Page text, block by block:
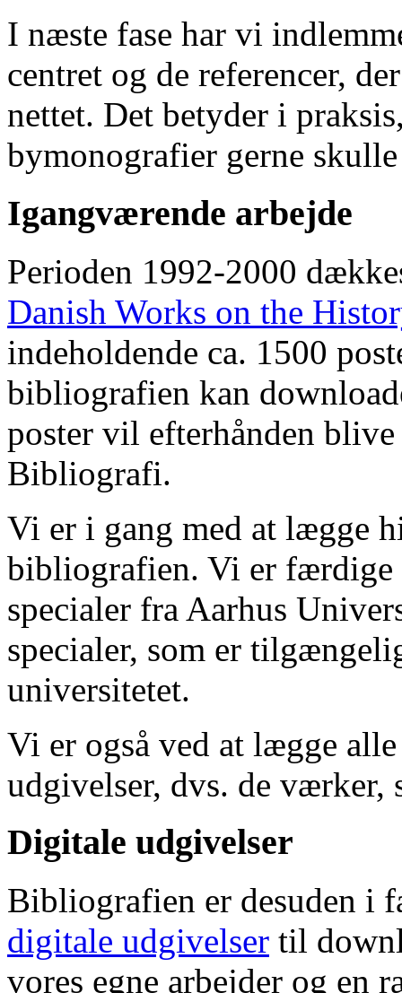
I næste fase har vi
centret og de referencer,
nettet. Det betyder i
bymonografier gerne
Igangværende arbejde
Perioden 1992-2000
Danish Works on the
indeholdende ca. 1500
bibliografien kan
poster vil efterhånden
Bibliografi.
Vi er i gang med at lægge
bibliografien. Vi er færdige
specialer fra Aarhus
specialer, som er
universitetet.
Vi er også ved at lægge
udgivelser, dvs. de værker,
Digitale udgivelser
Bibliografien er desuden i
digitale udgivelser til
vores egne arbejder og en